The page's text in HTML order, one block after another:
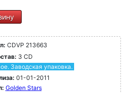
CDVP 213663
3 CD
Заводская упаковка.
01-01-2011
Golden Stars